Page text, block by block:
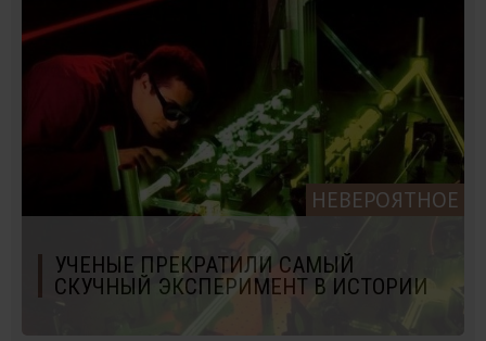
НЕВЕРОЯТНОЕ
УЧЕНЫЕ ПРЕКРАТИЛИ САМЫЙ
СКУЧНЫЙ ЭКСПЕРИМЕНТ В ИСТОРИИ